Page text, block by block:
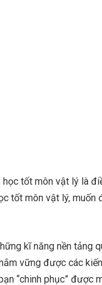
tốt môn vật lý là
tốt môn vật lý,
kĩ năng nền tảng
vững được các
“chinh phục” được